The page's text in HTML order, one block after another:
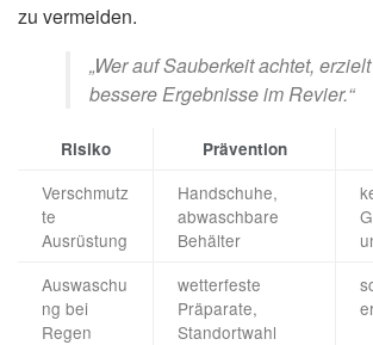
zu vermeiden.
„Wer auf Sauberkeit achtet,
bessere Ergebnisse im Revier.“
Risiko Prävention
Verschmutz
te
Ausrüstung
Handschuhe,
abwaschbare
Behälter
Auswaschu
ng bei
Regen
wetterfeste
Präparate,
Standortwahl